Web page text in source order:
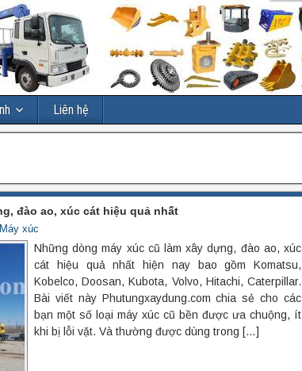
Liên hệ
đào ao, xúc cát hiệu quả nhất
Máy xúc
Những dòng máy xúc cũ làm xây dựng, đào ao, xúc
cát hiệu quả nhất hiện nay bao gồm Komatsu,
Kobelco, Doosan, Kubota, Volvo, Hitachi, Caterpillar.
Bài viết này Phutungxaydung.com chia sẻ cho các
bạn một số loại máy xúc cũ bền được ưa chuộng, ít
khi bị lỗi vặt. Và thường được dùng trong […]